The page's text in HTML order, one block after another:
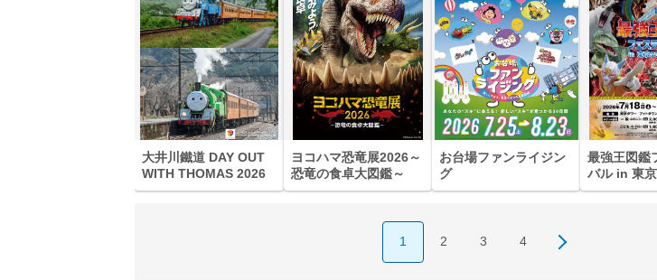
大井川鐵道 DAY OUT
WITH THOMAS 2026
ヨコハマ恐竜展2026～
恐竜の食卓大図鑑～
お台場ファンライジン
グ
最強王図鑑
バル in 東
2026
1 2 3 4